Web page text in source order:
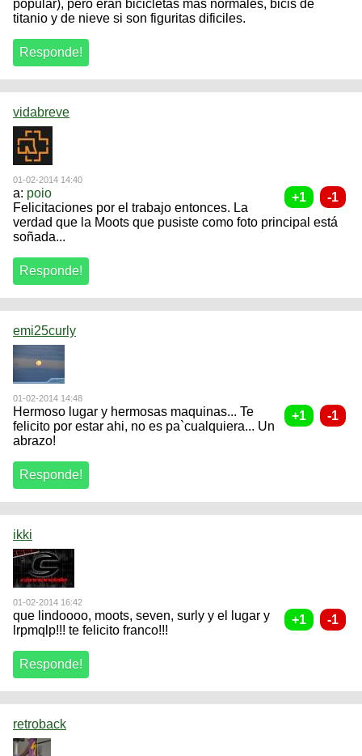
popular), pero eran bicicletas mas normales, bicis de
titanio y de nieve si son figuritas dificiles.
vidabreve
01-02-2014 14:40
a: poio
Felicitaciones por el trabajo entonces. La
verdad que la Moots que pusiste como foto principal está
soñada...
emi25curly
01-02-2014 14:48
Hermoso lugar y hermosas maquinas... Te
felicito por estar ahi, no es pa`cualquiera... Un
abrazo!
ikki
01-02-2014 16:42
que lindoooo, moots, seven, surly y el lugar y
lrpmqlp!!! te felicito franco!!!
retroback